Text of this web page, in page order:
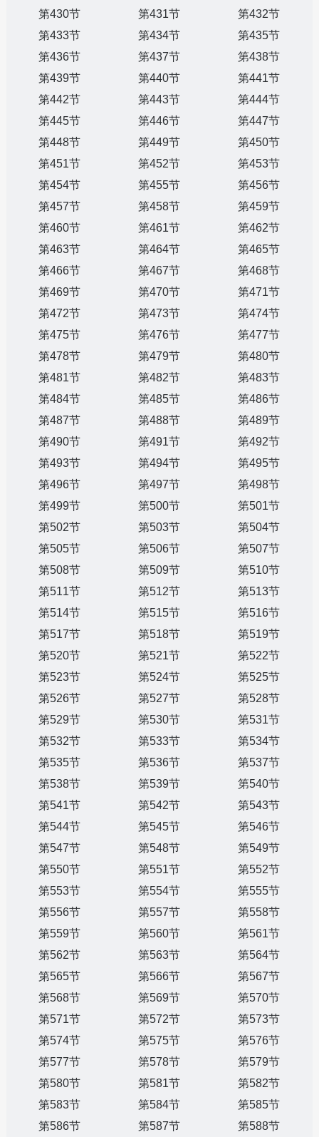
第430节 第431节
第432节
第433节
第434节
第435节
第436节
第437节
第438节
第439节
第440节
第441节
第442节
第443节
第444节
第445节
第446节
第447节
第448节
第449节
第450节
第451节
第452节
第453节
第454节
第455节
第456节
第457节
第458节
第459节
第460节
第461节
第462节
第463节
第464节
第465节
第466节
第467节
第468节
第469节
第470节
第471节
第472节
第473节
第474节
第475节
第476节
第477节
第478节
第479节
第480节
第481节
第482节
第483节
第484节
第485节
第486节
第487节
第488节
第489节
第490节
第491节
第492节
第493节
第494节
第495节
第496节
第497节
第498节
第499节
第500节
第501节
第502节
第503节
第504节
第505节
第506节
第507节
第508节
第509节
第510节
第511节
第512节
第513节
第514节
第515节
第516节
第517节
第518节
第519节
第520节
第521节
第522节
第523节
第524节
第525节
第526节
第527节
第528节
第529节
第530节
第531节
第532节
第533节
第534节
第535节
第536节
第537节
第538节
第539节
第540节
第541节
第542节
第543节
第544节
第545节
第546节
第547节
第548节
第549节
第550节
第551节
第552节
第553节
第554节
第555节
第556节
第557节
第558节
第559节
第560节
第561节
第562节
第563节
第564节
第565节
第566节
第567节
第568节
第569节
第570节
第571节
第572节
第573节
第574节
第575节
第576节
第577节
第578节
第579节
第580节
第581节
第582节
第583节
第584节
第585节
第586节
第587节
第588节